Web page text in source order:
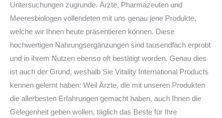
Untersuchungen zugrunde. Ärzte, Pharmazeuten und
Meeresbiologen vollendeten mit uns genau jene Produkte,
welche wir Ihnen heute präsentieren können. Diese
hochwertigen Nahrungsergänzungen sind tausendfach erprobt
und in ihrem Nutzen ebenso oft bestätigt worden. Genau dies
ist auch der Grund, weshalb Sie Vitality International Products
kennen gelernt haben: Weil Ärzte, die mit unseren Produkten
die allerbesten Erfahrungen gemacht haben, auch Ihnen die
Gelegenheit geben wollen, täglich das Beste für Ihre